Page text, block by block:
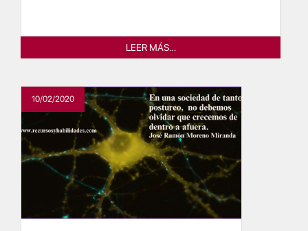
LEER MÁS…
10/02/2020